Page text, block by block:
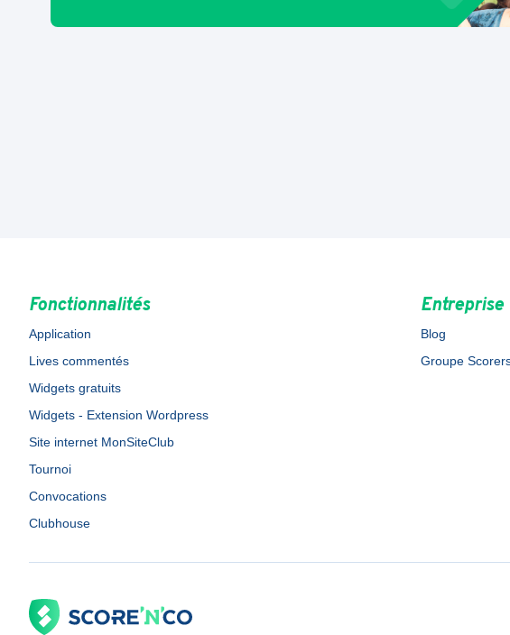
Fonctionnalités
Application
Lives commentés
Widgets gratuits
Widgets - Extension Wordpress
Site internet MonSiteClub
Tournoi
Convocations
Clubhouse
Entreprise
Blog
Groupe